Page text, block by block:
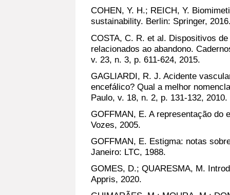
COHEN, Y. H.; REICH, Y.
sustainability. Berlin: Springer,
COSTA, C. R. et al. Dispositivos
relacionados ao abandono.
v. 23, n. 3, p. 611-624, 2015.
GAGLIARDI, R. J. Acidente
encefálico? Qual a melhor
Paulo, v. 18, n. 2, p. 131-132, 2010.
GOFFMAN, E. A representação do
Vozes, 2005.
GOFFMAN, E. Estigma: notas
Janeiro: LTC, 1988.
GOMES, D.; QUARESMA, M.
Appris, 2020.